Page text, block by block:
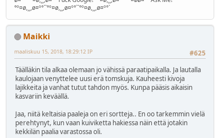
°º¤ø,¸¸,ø¤º°``°º¤ø,¸¸,ø¤º°``°º¤ø,¸¸,ø¤º°`
Maikki
#625
maaliskuu 15, 2018, 18:29:12 IP
Täälläkin tila alkaa olemaan jo vähissä paraatipaikalla. Ja lautalla
kaulojaan venyttelee uusi erä tomskuja. Kauheesti kivoja
lajikkeita ja vanhat tutut tahdon myös. Kunpa pääsis aikaisin
kasvariin keväällä.
Jaa, niitä keltaisia paaleja on eri sortteja.. En oo tarkemmin vielä
perehtynyt, kun vaan kuiviketta hakiessa näin että jotakin
kekkilän paalia varastossa oli.